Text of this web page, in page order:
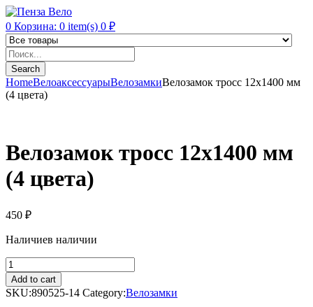
0 Корзина: 0 item(s) 0 ₽
Products
search
Search
HomeВелоаксессуарыВелозамкиВелозамок тросс 12х1400 мм
(4 цвета)
Велозамок тросс 12х1400 мм
(4 цвета)
450 ₽
Наличиев наличии
Велозамок
тросс
12х1400
мм
Add to cart
SKU:890525-14 Category:Велозамки